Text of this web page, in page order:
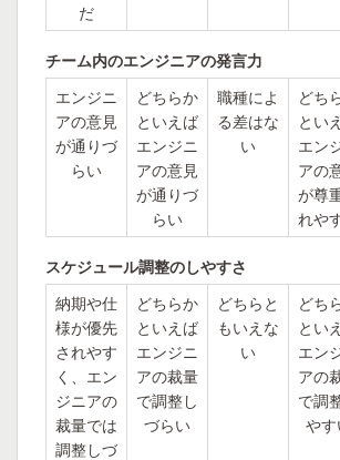
だ
チーム内のエンジニアの発言力
エンジニ
アの意見
が通りづ
らい
どちらか
といえば
エンジニ
アの意見
が通りづ
らい
職種によ
る差はな
い
どち
とい
エン
アの
が尊
れや
スケジュール調整のしやすさ
納期や仕
様が優先
されやす
く、エン
ジニアの
裁量では
調整しづ
どちらか
といえば
エンジニ
アの裁量
で調整し
づらい
どちらと
もいえな
い
どち
とい
エン
アの
で調
や